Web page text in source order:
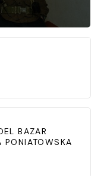
BAZAR
PONIATOWSKA